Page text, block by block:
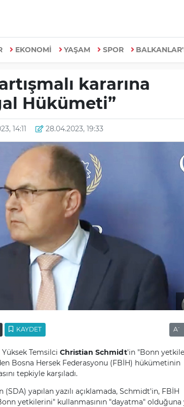
EKONOMİ YAŞAM SPOR
kararına
Hükümeti”
14:11 28.04.2023, 19:33
KAYDET A-
Temsilci Christian Schmidt'in "Bonn
Bosna Hersek Federasyonu (FBİH) hükümetinin
tepkiyle karşıladı.
yapılan yazılı açıklamada, Schmidt'in, FBİH
yetkilerini" kullanmasının "dayatma" olduğuna